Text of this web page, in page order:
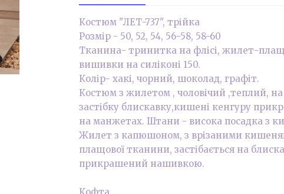
Костюм "ЛЕТ-737", трійка
Розмір - 50, 52, 54, 56-58, 58-60
Тканина- тринитка на флісі, жилет-
вишивки на силіконі 150.
Колір- хакі, чорний, шоколад, графіт.
Костюм з жилетом , чоловічий ,теплий, на
застібку блискавку,кишені кенгуру
на манжетах. Штани - висока посадка з
Жилет з капюшоном, з врізаними
плащової тканини, застібається на
прикрашений нашивкою.